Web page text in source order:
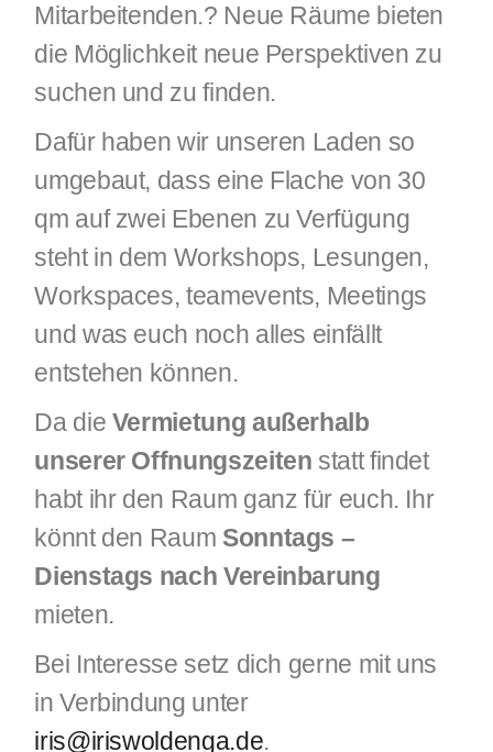
Mitarbeitenden.? Neue Räume bieten
die Möglichkeit neue Perspektiven zu
suchen und zu finden.
Dafür haben wir unseren Laden so
umgebaut, dass eine Flache von 30
qm auf zwei Ebenen zu Verfügung
steht in dem Workshops, Lesungen,
Workspaces, teamevents, Meetings
und was euch noch alles einfällt
entstehen können.
Da die Vermietung außerhalb
unserer Offnungszeiten statt findet
habt ihr den Raum ganz für euch. Ihr
könnt den Raum Sonntags –
Dienstags nach Vereinbarung
mieten.
Bei Interesse setz dich gerne mit uns
in Verbindung unter
iris@iriswoldenga.de.